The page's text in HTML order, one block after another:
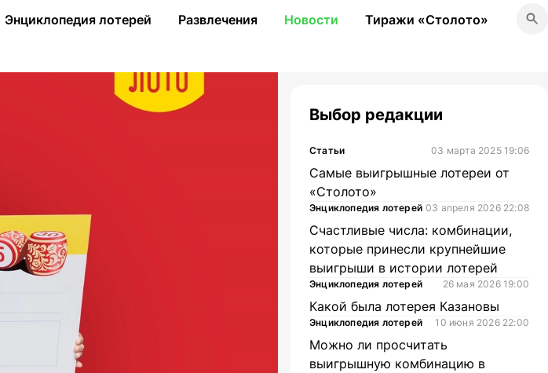
Энциклопедия лотерей Развлечения Новости Тиражи «Столото»
Выбор редакции
Статьи 03 марта 2025 19:06
Самые выигрышные лотереи от
«Столото»
Энциклопедия лотерей 03 апреля 2026 22:08
Счастливые числа: комбинации,
которые принесли крупнейшие
выигрыши в истории лотерей
Энциклопедия лотерей 26 мая 2026 19:00
Какой была лотерея Казановы
Энциклопедия лотерей 10 июня 2026 22:00
Можно ли просчитать
выигрышную комбинацию в